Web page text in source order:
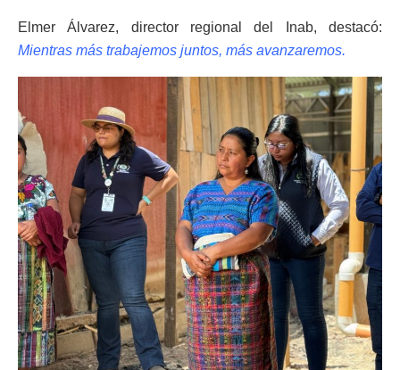
Elmer Álvarez, director regional del Inab, destacó:
Mientras más trabajemos juntos, más avanzaremos.